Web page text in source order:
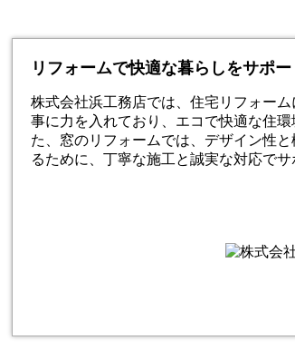
リフォームで快適な暮らしをサポ
株式会社浜工務店では、住宅リフォー
事に力を入れており、エコで快適な住
た、窓のリフォームでは、デザイン性
るために、丁寧な施工と誠実な対応で